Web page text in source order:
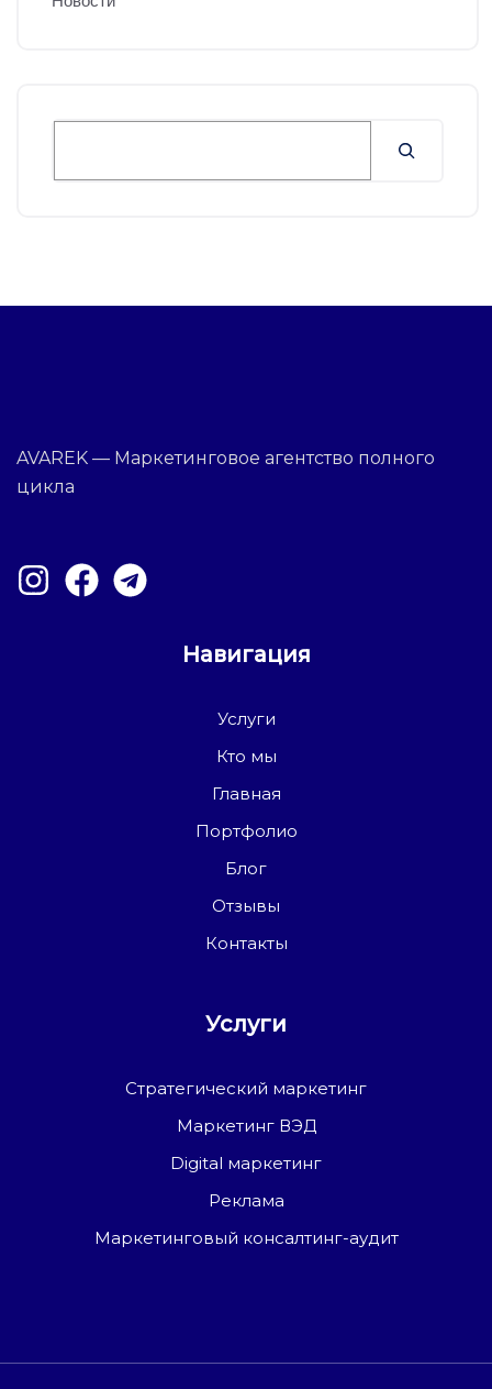
AVAREK — Маркетинговое агентство полного
цикла
Навигация
Услуги
Кто мы
Главная
Портфолио
Блог
Отзывы
Контакты
Услуги
Стратегический маркетинг
Маркетинг ВЭД
Digital маркетинг
Реклама
Маркетинговый консалтинг-аудит